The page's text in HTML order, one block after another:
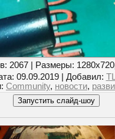
: 2067 | Размеры:
: 09.09.2019 | Добавил:
: Community, новости,